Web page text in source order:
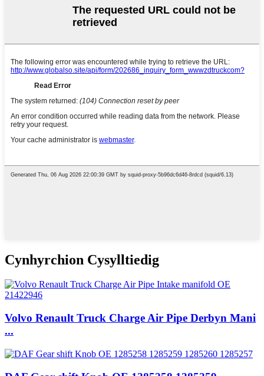
Cynhyrchion Cysylltiedig
Volvo Renault Truck Charge Air Pipe Derbyn Mani
...